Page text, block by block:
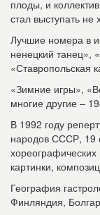
плоды, и
стал выступать
Лучшие номера в
ненецкий танец»,
«Ставропольская
«Зимние игры»,
многие другие –
В 1992 году
народов СССР, 19
картинки,
География
Финляндия,